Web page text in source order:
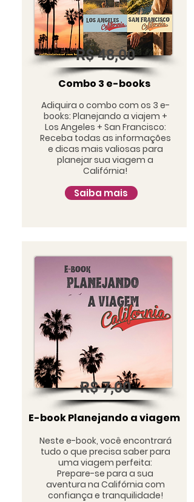
R$ 48,00
Combo 3 e-books
Adiquira o combo com os 3 e-
books: Planejando a viajem +
Los Angeles + San Francisco:
Receba todas as informações
e dicas mais valiosas para
planejar sua viagem a
Califórnia!
Saiba mais
R$ 7,00
E-book Planejando a viagem
Neste e-book, você encontrará
tudo o que precisa saber para
uma viagem perfeita:​
Prepare-se para a sua
aventura na Califórnia com
confiança e tranquilidade!